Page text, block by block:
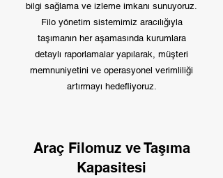
bilgi sağlama ve izleme imkanı sunuyoruz.
Filo yönetim sistemimiz aracılığıyla
taşımanın her aşamasında kurumlara
detaylı raporlamalar yapılarak, müşteri
memnuniyetini ve operasyonel verimliliği
artırmayı hedefliyoruz.
Araç Filomuz ve Taşıma
Kapasitesi